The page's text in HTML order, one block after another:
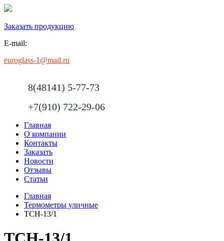
Заказать продукцию
E-mail:
euroglass-1@mail.ru
8(48141) 5-77-73
+7(910) 722-29-06
Главная
О компании
Контакты
Заказать
Новости
Отзывы
Статьи
Главная
Термометры уличные
ТСН-13/1